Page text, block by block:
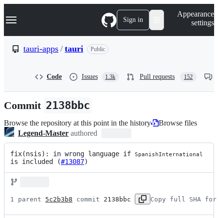
k
p
n
Navigation Menu Sign in
Appearance
settings
tauri-apps / tauri Public
Code Issues 1.3k Pull requests 152
Commit 2138bbc
Browse the repository at this point in the history
Browse files
Legend-Master authored
fix(nsis): in wrong language if SpanishInternational
is included (#13087)
1 parent 5c2b3b8 commit 2138bbc Copy full SHA for